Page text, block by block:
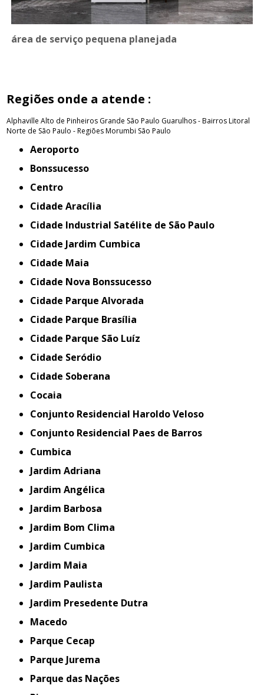
área de serviço pequena planejada
Regiões onde a atende :
Alphaville Alto de Pinheiros Grande São Paulo Guarulhos - BairrosLitoral
Norte de São Paulo - RegiõesMorumbi São Paulo
Aeroporto
Bonssucesso
Centro
Cidade Aracília
Cidade Industrial Satélite de São Paulo
Cidade Jardim Cumbica
Cidade Maia
Cidade Nova Bonssucesso
Cidade Parque Alvorada
Cidade Parque Brasília
Cidade Parque São Luíz
Cidade Seródio
Cidade Soberana
Cocaia
Conjunto Residencial Haroldo Veloso
Conjunto Residencial Paes de Barros
Cumbica
Jardim Adriana
Jardim Angélica
Jardim Barbosa
Jardim Bom Clima
Jardim Cumbica
Jardim Maia
Jardim Paulista
Jardim Presedente Dutra
Macedo
Parque Cecap
Parque Jurema
Parque das Nações